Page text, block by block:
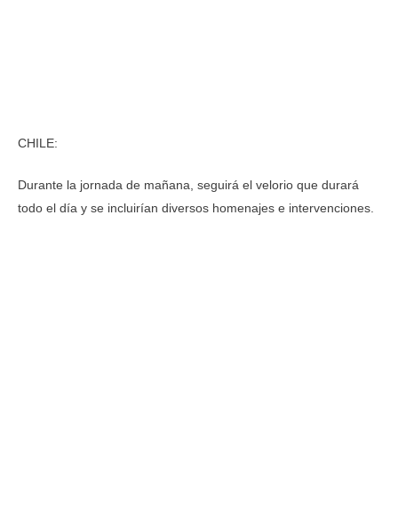
CHILE:
Durante la jornada de mañana, seguirá el velorio que durará
todo el día y se incluirían diversos homenajes e intervenciones.